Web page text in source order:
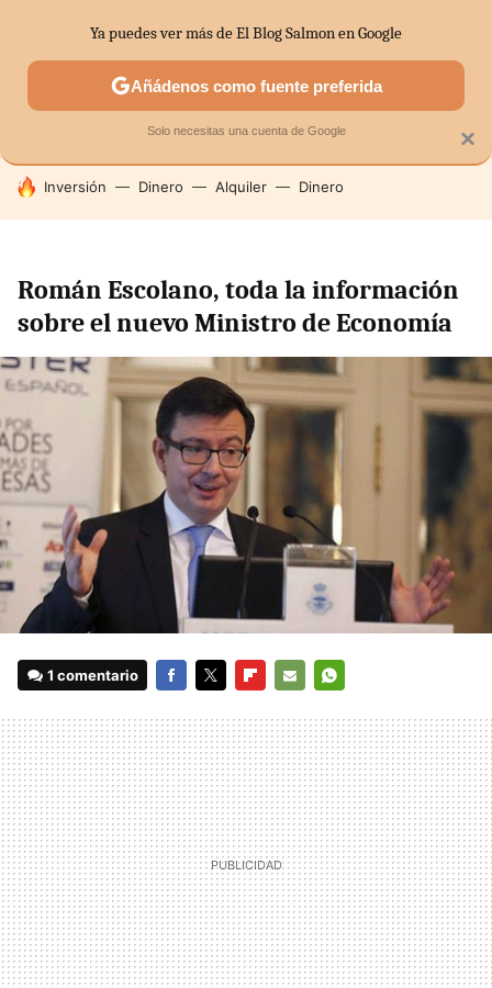
SECTORES ECONOMÍA DOMÉSTICA MERCADOS
HOY SE HABLA DE
Inversión Dinero Alquiler Dinero
Román Escolano, toda la información
sobre el nuevo Ministro de Economía
1 comentario
MAIL
×
Ya puedes ver más de El Blog Salmon en Google
Añádenos como fuente preferida
Solo necesitas una cuenta de Google